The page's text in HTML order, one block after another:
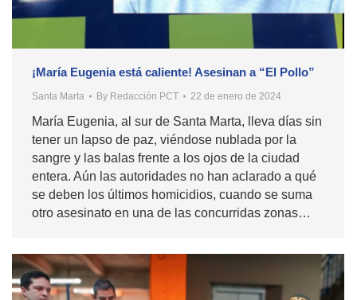
¡María Eugenia está caliente! Asesinan a “El Pollo”
Santa Marta By Redacción PCT 22 de enero de 2024
María Eugenia, al sur de Santa Marta, lleva días sin
tener un lapso de paz, viéndose nublada por la
sangre y las balas frente a los ojos de la ciudad
entera. Aún las autoridades no han aclarado a qué
se deben los últimos homicidios, cuando se suma
otro asesinato en una de las concurridas zonas…